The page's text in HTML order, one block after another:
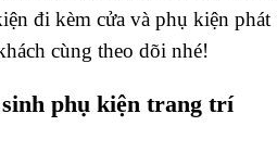
đi kèm cửa và phụ kiện phát
cùng theo dõi nhé!
phụ kiện trang trí